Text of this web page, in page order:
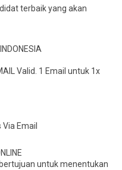
terbaik yang akan
Valid. 1 Email untuk 1x
Email
untuk menentukan